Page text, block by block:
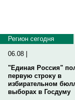
Регион сегодня
06.08 |
"Единая Россия"
первую строку в
избирательном
выборах в Госдуму